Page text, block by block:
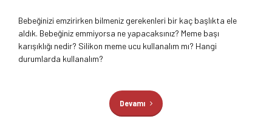
Bebeğinizi emzirirken bilmeniz gerekenleri bir kaç başlıkta ele
aldık. Bebeğiniz emmiyorsa ne yapacaksınız? Meme başı
karışıklığı nedir? Silikon meme ucu kullanalım mı? Hangi
durumlarda kullanalım?
Devamı